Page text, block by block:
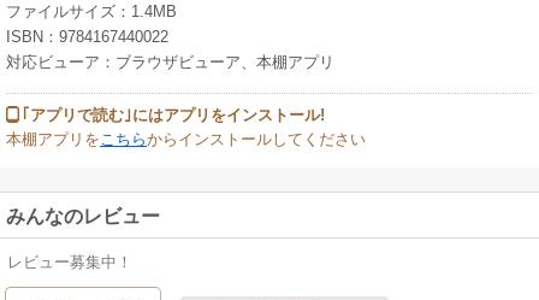
ファイルサイズ：1.4MB
ISBN：9784167440022
対応ビューア：ブラウザビューア、本棚アプリ
｢アプリで読む｣にはアプリをインストール!
本棚アプリをこちらからインストールしてください
みんなのレビュー
レビュー募集中！